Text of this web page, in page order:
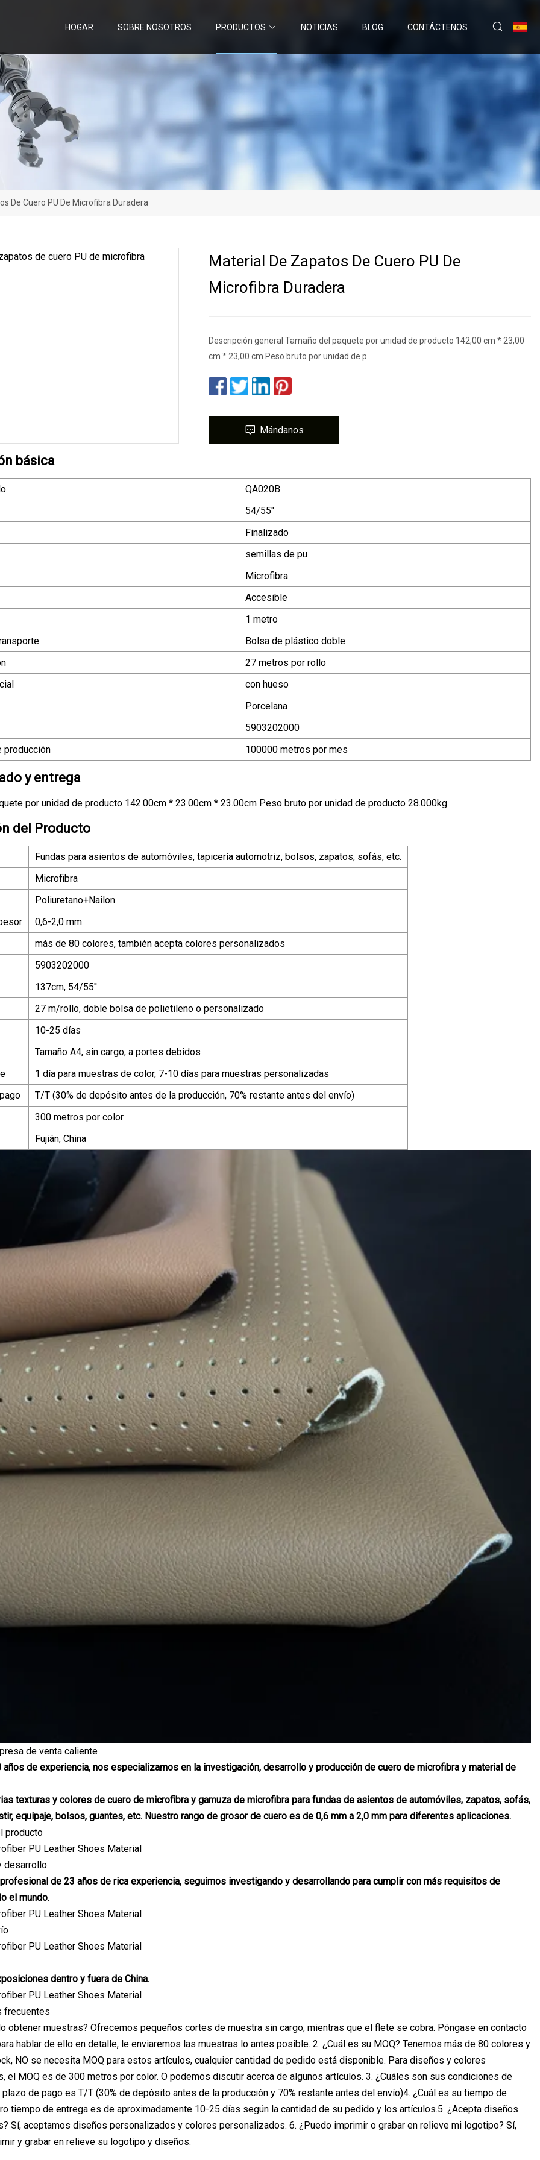
HOGAR SOBRE NOSOTROS PRODUCTOS NOTICIAS BLOG CONTÁCTENOS
De Cuero PU De Microfibra Duradera
Material De Zapatos De Cuero PU De
Microfibra Duradera
Descripción general Tamaño del paquete por unidad de producto 142,00 cm * 23,00
cm * 23,00 cm Peso bruto por unidad de p
Mándanos
básica
QA020B
54/55"
Finalizado
semillas de pu
Microfibra
Accesible
1 metro
Bolsa de plástico doble
27 metros por rollo
con hueso
Porcelana
5903202000
producción
100000 metros por mes
y entrega
por unidad de producto 142.00cm * 23.00cm * 23.00cm Peso bruto por unidad de producto 28.000kg
del Producto
Fundas para asientos de automóviles, tapicería automotriz, bolsos, zapatos, sofás, etc.
Microfibra
Poliuretano+Nailon
0,6-2,0 mm
más de 80 colores, también acepta colores personalizados
5903202000
137cm, 54/55''
27 m/rollo, doble bolsa de polietileno o personalizado
10-25 días
Tamaño A4, sin cargo, a portes debidos
1 día para muestras de color, 7-10 días para muestras personalizadas
T/T (30% de depósito antes de la producción, 70% restante antes del envío)
300 metros por color
Fujián, China
de venta caliente
años de experiencia, nos especializamos en la investigación, desarrollo y producción de cuero de microfibra y material de
texturas y colores de cuero de microfibra y gamuza de microfibra para fundas de asientos de automóviles, zapatos, sofás,
equipaje, bolsos, guantes, etc. Nuestro rango de grosor de cuero es de 0,6 mm a 2,0 mm para diferentes aplicaciones.
producto
desarrollo
de 23 años de rica experiencia, seguimos investigando y desarrollando para cumplir con más requisitos de
el mundo.
dentro y fuera de China.
frecuentes
obtener muestras? Ofrecemos pequeños cortes de muestra sin cargo, mientras que el flete se cobra. Póngase en contacto
hablar de ello en detalle, le enviaremos las muestras lo antes posible. 2. ¿Cuál es su MOQ? Tenemos más de 80 colores y
NO se necesita MOQ para estos artículos, cualquier cantidad de pedido está disponible. Para diseños y colores
el MOQ es de 300 metros por color. O podemos discutir acerca de algunos artículos. 3. ¿Cuáles son sus condiciones de
de pago es T/T (30% de depósito antes de la producción y 70% restante antes del envío)4. ¿Cuál es su tiempo de
tiempo de entrega es de aproximadamente 10-25 días según la cantidad de su pedido y los artículos.5. ¿Acepta diseños
Sí, aceptamos diseños personalizados y colores personalizados. 6. ¿Puedo imprimir o grabar en relieve mi logotipo? Sí,
y grabar en relieve su logotipo y diseños.